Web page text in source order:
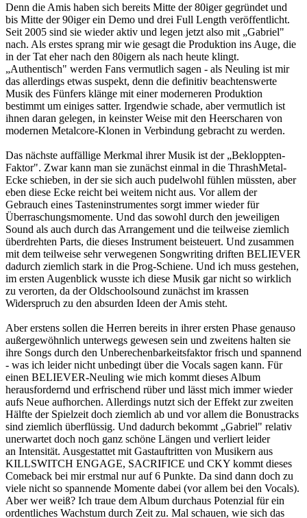
Denn die Amis haben sich bereits Mitte der 80iger gegründet und
bis Mitte der 90iger ein Demo und drei Full Length veröffentlicht.
Seit 2005 sind sie wieder aktiv und legen jetzt also mit „Gabriel"
nach. Als erstes sprang mir wie gesagt die Produktion ins Auge, die
in der Tat eher nach den 80igern als nach heute klingt.
„Authentisch" werden Fans vermutlich sagen - als Neuling ist mir
das allerdings etwas suspekt, denn die definitiv beachtenswerte
Musik des Fünfers klänge mit einer moderneren Produktion
bestimmt um einiges satter. Irgendwie schade, aber vermutlich ist
ihnen daran gelegen, in keinster Weise mit den Heerscharen von
modernen Metalcore-Klonen in Verbindung gebracht zu werden.
Das nächste auffällige Merkmal ihrer Musik ist der „Bekloppten-
Faktor". Zwar kann man sie zunächst einmal in die ThrashMetal-
Ecke schieben, in der sie sich auch pudelwohl fühlen müssten, aber
eben diese Ecke reicht bei weitem nicht aus. Vor allem der
Gebrauch eines Tasteninstrumentes sorgt immer wieder für
Überraschungsmomente. Und das sowohl durch den jeweiligen
Sound als auch durch das Arrangement und die teilweise ziemlich
überdrehten Parts, die dieses Instrument beisteuert. Und zusammen
mit dem teilweise sehr verwegenen Songwriting driften BELIEVER
dadurch ziemlich stark in die Prog-Schiene. Und ich muss gestehen,
im ersten Augenblick wusste ich diese Musik gar nicht so wirklich
zu verorten, da der Oldschoolsound zunächst im krassen
Widerspruch zu den absurden Ideen der Amis steht.
Aber erstens sollen die Herren bereits in ihrer ersten Phase genauso
außergewöhnlich unterwegs gewesen sein und zweitens halten sie
ihre Songs durch den Unberechenbarkeitsfaktor frisch und spannend
- was ich leider nicht unbedingt über die Vocals sagen kann. Für
einen BELIEVER-Neuling wie mich kommt dieses Album
herausfordernd und erfrischend rüber und lässt mich immer wieder
aufs Neue aufhorchen. Allerdings nutzt sich der Effekt zur zweiten
Hälfte der Spielzeit doch ziemlich ab und vor allem die Bonustracks
sind ziemlich überflüssig. Und dadurch bekommt „Gabriel" relativ
unerwartet doch noch ganz schöne Längen und verliert leider
an Intensität. Ausgestattet mit Gastauftritten von Musikern aus
KILLSWITCH ENGAGE, SACRIFICE und CKY kommt dieses
Comeback bei mir erstmal nur auf 6 Punkte. Da sind dann doch zu
viele nicht so spannende Momente dabei (vor allem bei den Vocals).
Aber wer weiß? Ich traue dem Album durchaus Potenzial für ein
ordentliches Wachstum durch Zeit zu. Mal schauen, wie sich das